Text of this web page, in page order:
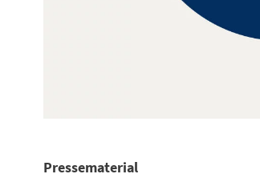
Pressematerial